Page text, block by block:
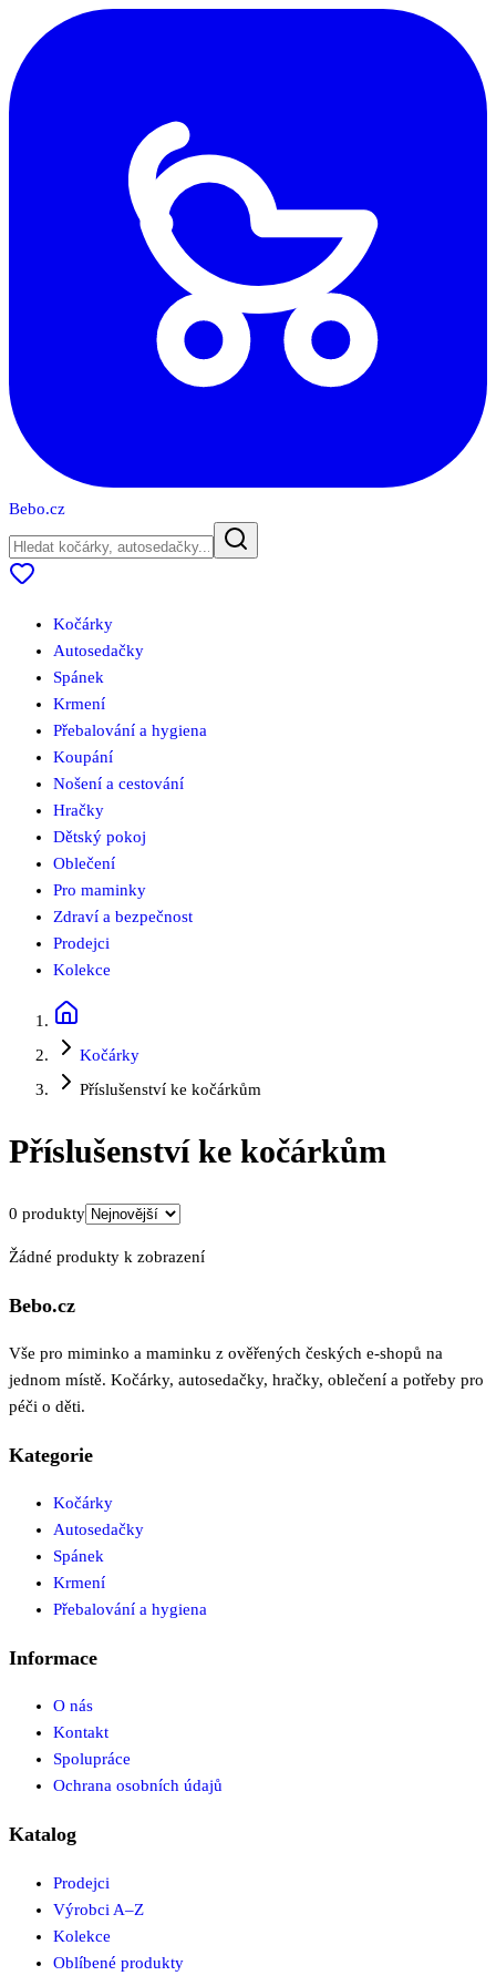
Bebo.cz
Kočárky
Autosedačky
Spánek
Krmení
Přebalování a hygiena
Koupání
Nošení a cestování
Hračky
Dětský pokoj
Oblečení
Pro maminky
Zdraví a bezpečnost
Prodejci
Kolekce
Kočárky
Příslušenství ke kočárkům
Příslušenství ke kočárkům
0 produkty
Žádné produkty k zobrazení
Bebo.cz
Vše pro miminko a maminku z ověřených českých e-shopů na
jednom místě. Kočárky, autosedačky, hračky, oblečení a potřeby pro
péči o děti.
Kategorie
Kočárky
Autosedačky
Spánek
Krmení
Přebalování a hygiena
Informace
O nás
Kontakt
Spolupráce
Ochrana osobních údajů
Katalog
Prodejci
Výrobci A–Z
Kolekce
Oblíbené produkty